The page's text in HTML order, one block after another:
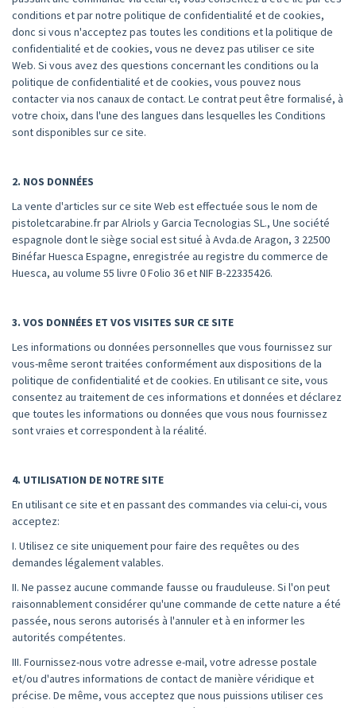
conditions et par notre politique de confidentialité et de cookies,
donc si vous n'acceptez pas toutes les conditions et la politique de
confidentialité et de cookies, vous ne devez pas utiliser ce site
Web. Si vous avez des questions concernant les conditions ou la
politique de confidentialité et de cookies, vous pouvez nous
contacter via nos canaux de contact. Le contrat peut être formalisé, à
votre choix, dans l'une des langues dans lesquelles les Conditions
sont disponibles sur ce site.
2. NOS DONNÉES
La vente d'articles sur ce site Web est effectuée sous le nom de
pistoletcarabine.fr par Alriols y Garcia Tecnologias SL., Une société
espagnole dont le siège social est situé à Avda.de Aragon, 3 22500
Binéfar Huesca Espagne, enregistrée au registre du commerce de
Huesca, au volume 55 livre 0 Folio 36 et NIF B-22335426.
3. VOS DONNÉES ET VOS VISITES SUR CE SITE
Les informations ou données personnelles que vous fournissez sur
vous-même seront traitées conformément aux dispositions de la
politique de confidentialité et de cookies. En utilisant ce site, vous
consentez au traitement de ces informations et données et déclarez
que toutes les informations ou données que vous nous fournissez
sont vraies et correspondent à la réalité.
4. UTILISATION DE NOTRE SITE
En utilisant ce site et en passant des commandes via celui-ci, vous
acceptez:
I. Utilisez ce site uniquement pour faire des requêtes ou des
demandes légalement valables.
II. Ne passez aucune commande fausse ou frauduleuse. Si l'on peut
raisonnablement considérer qu'une commande de cette nature a été
passée, nous serons autorisés à l'annuler et à en informer les
autorités compétentes.
III. Fournissez-nous votre adresse e-mail, votre adresse postale
et/ou d'autres informations de contact de manière véridique et
précise. De même, vous acceptez que nous puissions utiliser ces